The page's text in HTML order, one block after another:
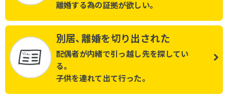
離婚する為の証拠が欲しい。
別居、離婚を切り出された
配偶者が内緒で引っ越し先を探してい
る。
子供を連れて出て行った。